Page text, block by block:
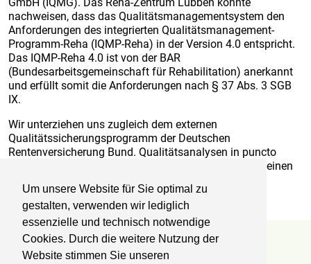
Um unsere Website für Sie optimal zu
gestalten, verwenden wir lediglich
essenzielle und technisch notwendige
Cookies. Durch die weitere Nutzung der
Website stimmen Sie unseren
nachweisen, dass das Qualitätsmanagementsystem den
Anforderungen des integrierten Qualitätsmanagement-
Programm-Reha (IQMP-Reha) in der Version 4.0 entspricht.
Das IQMP-Reha 4.0 ist von der BAR
(Bundesarbeitsgemeinschaft für Rehabilitation) anerkannt
und erfüllt somit die Anforderungen nach § 37 Abs. 3 SGB
IX.
Wir unterziehen uns zugleich dem externen
Qualitätssicherungsprogramm der Deutschen
Rentenversicherung Bund. Qualitätsanalysen in puncto
Struktur-, Prozess- und Ergebnisqualität ermöglichen einen
Reha-Zentrum Lübben